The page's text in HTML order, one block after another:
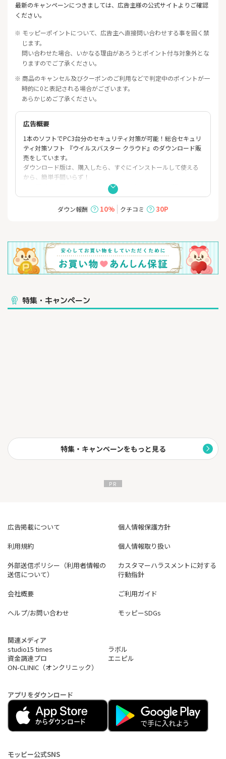
最新のキャンペーンにつきましては、広告主様の公式サイトよりご確認
ください。
※ モッピーポイントについて、広告主へ直接問い合わせする事を固く禁
じます。
問い合わせた場合、いかなる理由があろうとポイント付与対象外とな
りますのでご了承ください。
※ 商品のキャンセル及びクーポンのご利用などで判定中のポイントが一
時的に0と表記される場合がございます。
あらかじめご了承ください。
広告概要
1本のソフトでPC3台分のセキュリティ対策が可能！総合セキュリ
ティ対策ソフト 『ウイルスバスター クラウド』のダウンロード販
売をしています。
ダウンロード版は、購入したら、すぐにインストールして使える
から、簡単手間いらず！
毎年更新が必要なく、価格もお得な、ダウンロード3年版がオスス
メ製品です。
ダウン報酬
10% クチコミ 30P
特集・キャンペーン
特集・キャンペーンをもっと見る
広告掲載について
個人情報保護方針
利用規約
個人情報取り扱い
外部送信ポリシー（利用者情報の
送信について）
カスタマーハラスメントに対する
行動指針
会社概要
ご利用ガイド
ヘルプ/お問い合わせ
モッピーSDGs
関連メディア
studio15 times
ラボル
資金調達プロ
エニピル
ON-CLINIC（オンクリニック）
アプリをダウンロード
モッピー公式SNS